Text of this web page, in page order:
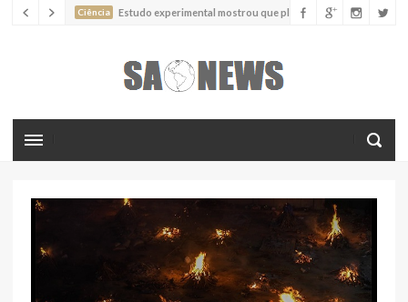
Ciência Estudo experimental mostrou que plantas podem
Estudo descreve uma espécie extinta de polvo que pode
ter alcançado até 19 metros de comprimento
crescimento de cânceres no coração de mamíferos, aponta estudo
Ciência Estudo reportou o que parece ser a primeira "formiga
Nova espécie descrita de aranha usa uma sofisticada
armadilha de teia para capturar formigas